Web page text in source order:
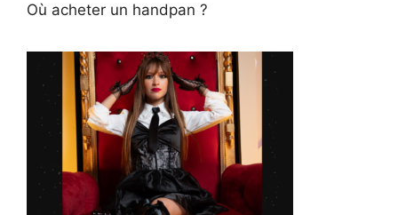
Où acheter un handpan ?